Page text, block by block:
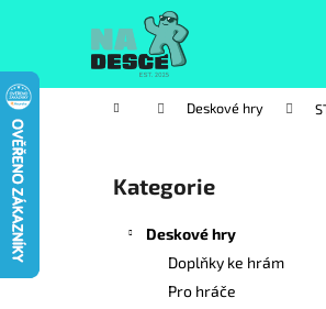
Domů Deskové hry
Přeskočit
kategorie
Kategorie
Deskové hry
Doplňky ke hrám
Pro hráče
š
í
k
Zpět
do
Zpět
do